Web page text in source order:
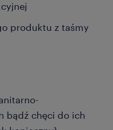
produktu z taśmy
bądź chęci do ich